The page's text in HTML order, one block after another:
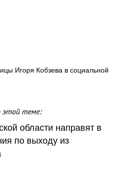
Игоря Кобзева в социальной
этой теме:
области направят в
по выходу из